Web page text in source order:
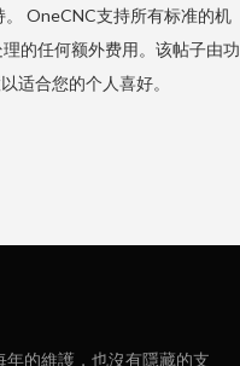
OneCNC支持所有标准的机
的任何额外费用。该帖子由功
适合您的个人喜好。
的維護，也沒有隱藏的支